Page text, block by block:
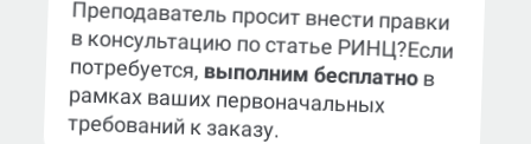
Преподаватель просит внести правки
в консультацию по статье РИНЦ?Если
потребуется,выполним бесплатнов
рамках ваших первоначальных
требований к заказу.